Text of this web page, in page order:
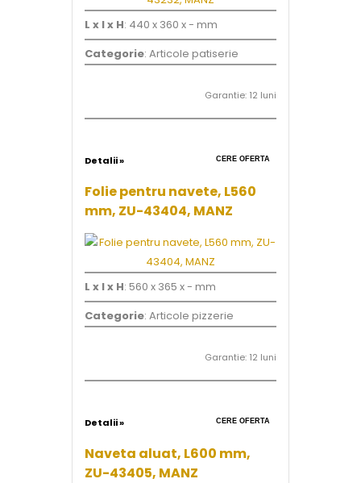
L x l x H: 440 x 360 x - mm
Categorie: Articole patiserie
Garantie: 12 luni
Detalii » CERE OFERTA
Folie pentru navete, L560
mm, ZU-43404, MANZ
L x l x H: 560 x 365 x - mm
Categorie: Articole pizzerie
Garantie: 12 luni
Detalii » CERE OFERTA
Naveta aluat, L600 mm,
ZU-43405, MANZ